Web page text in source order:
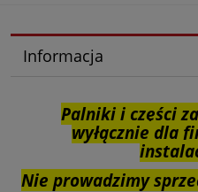
Informacja
Palniki i części
wyłącznie dla
Nie prowadzimy